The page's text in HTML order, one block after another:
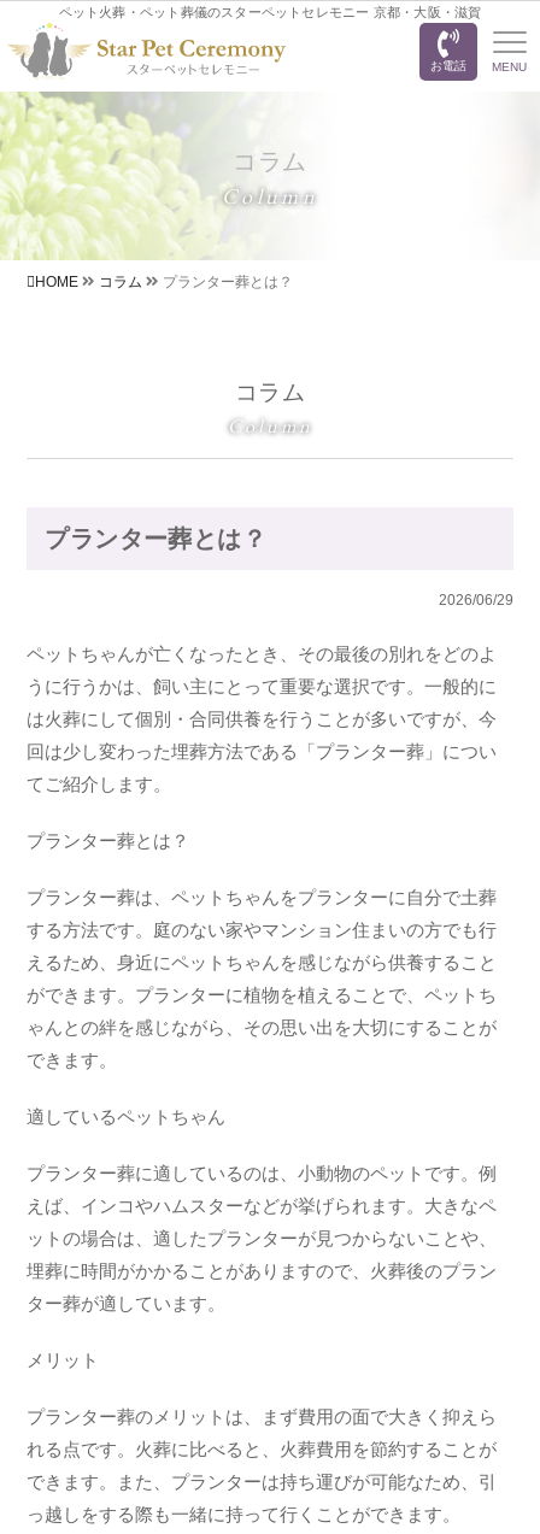
ペット火葬・ペット葬儀のスターペットセレモニー 京都・大阪・滋賀
お電話 MENU
コラム
Column
HOME コラム プランター葬とは？
コラム
Column
プランター葬とは？
2026/06/29
ペットちゃんが亡くなったとき、その最後の別れをどのよ
うに行うかは、飼い主にとって重要な選択です。一般的に
は火葬にして個別・合同供養を行うことが多いですが、今
回は少し変わった埋葬方法である「プランター葬」につい
てご紹介します。
プランター葬とは？
プランター葬は、ペットちゃんをプランターに自分で土葬
する方法です。庭のない家やマンション住まいの方でも行
えるため、身近にペットちゃんを感じながら供養すること
ができます。プランターに植物を植えることで、ペットち
ゃんとの絆を感じながら、その思い出を大切にすることが
できます。
適しているペットちゃん
プランター葬に適しているのは、小動物のペットです。例
えば、インコやハムスターなどが挙げられます。大きなペ
ットの場合は、適したプランターが見つからないことや、
埋葬に時間がかかることがありますので、火葬後のプラン
ター葬が適しています。
メリット
プランター葬のメリットは、まず費用の面で大きく抑えら
れる点です。火葬に比べると、火葬費用を節約することが
できます。また、プランターは持ち運びが可能なため、引
っ越しをする際も一緒に持って行くことができます。